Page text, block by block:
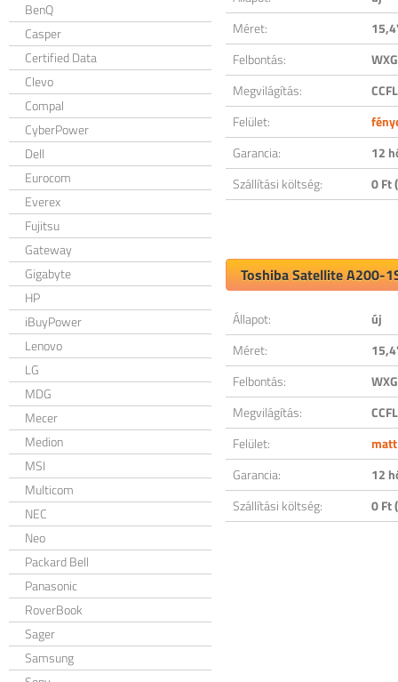
BenQ
Casper
Certified Data
Clevo
Compal
CyberPower
Dell
Eurocom
Everex
Fujitsu
Gateway
Gigabyte
HP
iBuyPower
Lenovo
LG
MDG
Mecer
Medion
MSI
Multicom
NEC
Neo
Packard Bell
Panasonic
RoverBook
Sager
Samsung
Méret:
Felbontás:
Megvilágítás:
CCFL
Felület:
Garancia:
12
Szállítási költség:
0 Ft
Toshiba Satellite A200-
Állapot:
új
Méret:
Felbontás:
Megvilágítás:
CCFL
Felület:
matt
Garancia:
12
Szállítási költség:
0 Ft